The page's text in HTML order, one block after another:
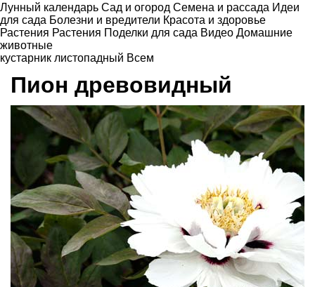
Лунный календарь Сад и огород Семена и рассада Идеи
для сада Болезни и вредители Красота и здоровье
Растения Растения Поделки для сада Видео Домашние
животные
кустарник листопадный Всем
Пион древовидный